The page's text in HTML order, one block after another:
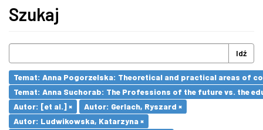
Szukaj
Idź
Temat: Anna Pogorzelska: Theoretical and practical areas of
Temat: Anna Suchorab: The Professions of the future vs. the
Autor: [et al.] ×
Autor: Gerlach, Ryszard ×
Autor: Ludwikowska, Katarzyna ×